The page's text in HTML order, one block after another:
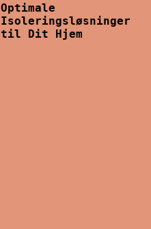
Optimale
Isoleringsløsninger
til Dit Hjem